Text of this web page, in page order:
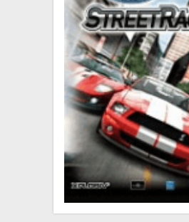
PRODEJNY
DOPRAVA
XZONE KLUB
TCG & BOARDGAME HUB
VÝKUP HER (BAZAR)